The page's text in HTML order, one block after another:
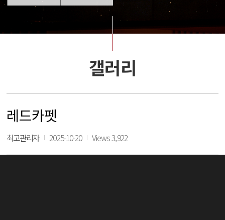
갤러리
레드카펫
최고관리자 2025-10-20 Views 3,922